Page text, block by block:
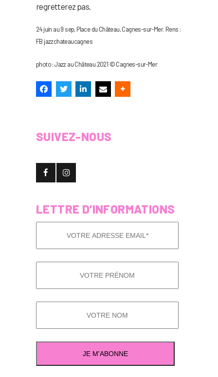
regretterez pas.
24 juin au 9 sep, Place du Château, Cagnes-sur-Mer. Rens :
FB jazzchateaucagnes
photo : Jazz au Château 2021 © Cagnes-sur-Mer
SUIVEZ-NOUS
LETTRE D’INFORMATIONS